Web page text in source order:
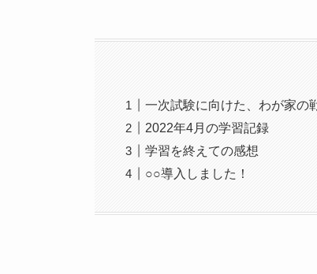
一次試験に向けた、わが家の
2022年4月の学習記録
学習を終えての感想
○○導入しました！